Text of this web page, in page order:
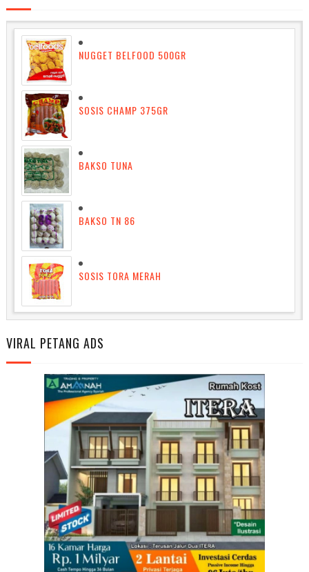
NUGGET BELFOOD 500GR
SOSIS CHAMP 375GR
BAKSO TUNA
BAKSO TN 86
SOSIS TORA MERAH
VIRAL PETANG ADS